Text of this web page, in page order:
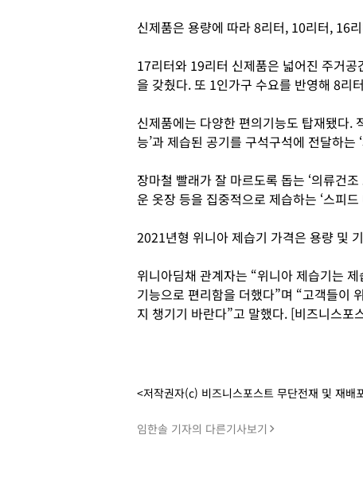
신제품은 용량에 따라 8리터, 10리터, 16
17리터와 19리터 신제품은 넓어진 주거
을 갖췄다. 또 1인가구 수요를 반영해 8리
신제품에는 다양한 편의기능도 탑재됐다.
능’과 제습된 공기를 구석구석에 전달하는
장마철 빨래가 잘 마르도록 돕는 ‘의류건
운 옷장 등을 집중적으로 제습하는 ‘스피
2021년형 위니아 제습기 가격은 용량 및
위니아딤채 관계자는 “위니아 제습기는
기능으로 편리함을 더했다”며 “고객들이
지 챙기기 바란다”고 말했다. [비즈니스포
<저작권자(c) 비즈니스포스트 무단전재 및 재배
임한솔 기자의 다른기사보기